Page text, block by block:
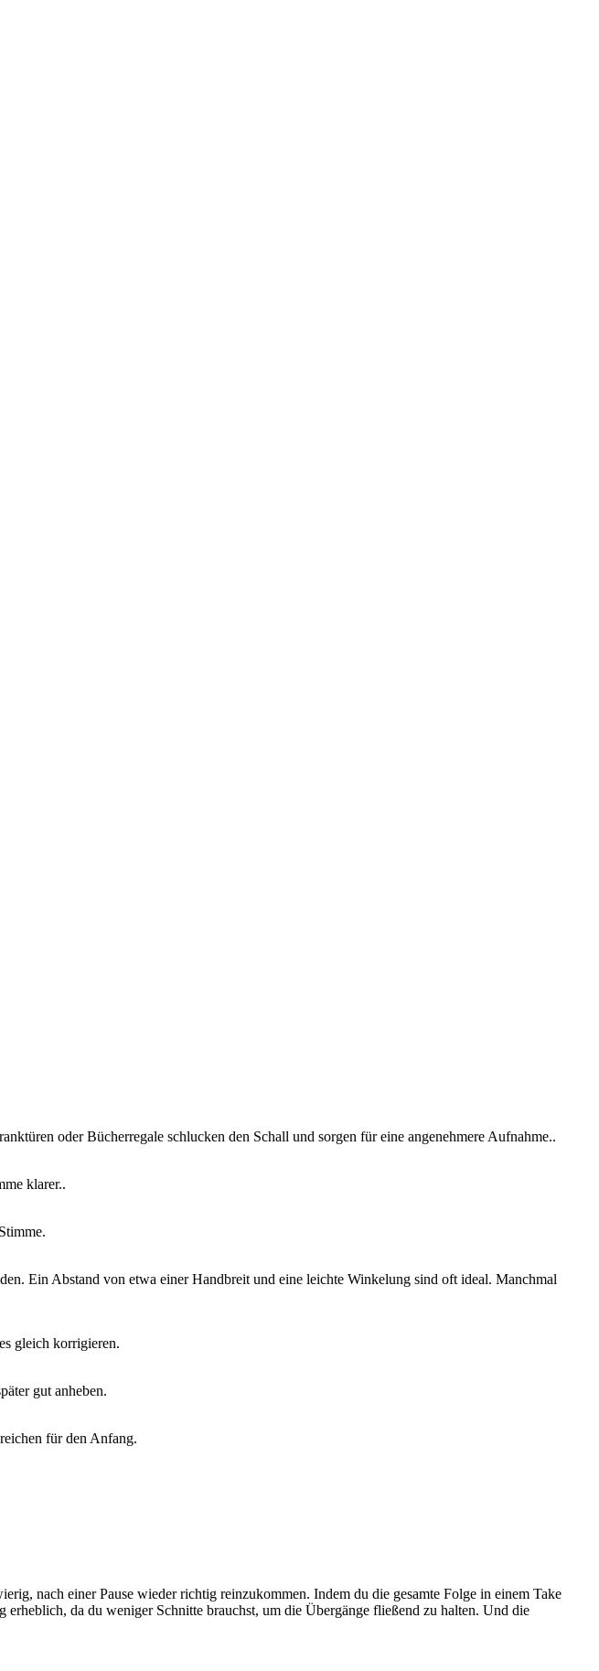
oder Bücherregale schlucken den Schall und sorgen für eine angenehmere Aufnahme..
klarer..
Ein Abstand von etwa einer Handbreit und eine leichte Winkelung sind oft ideal. Manchmal
gleich korrigieren.
gut anheben.
für den Anfang.
nach einer Pause wieder richtig reinzukommen. Indem du die gesamte Folge in einem Take
da du weniger Schnitte brauchst, um die Übergänge fließend zu halten. Und die